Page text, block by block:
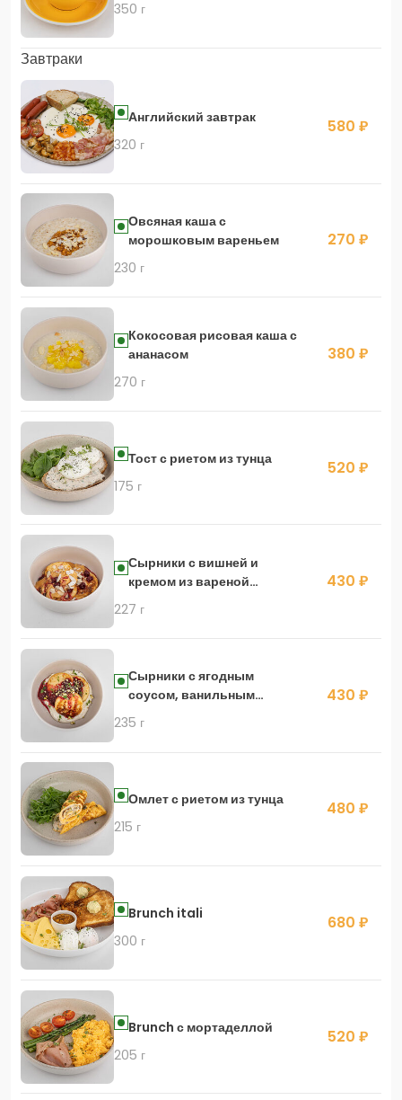
350 г
Завтраки
Английский завтрак
320 г
580 ₽
Овсяная каша с
морошковым вареньем
230 г
270 ₽
Кокосовая рисовая каша с
ананасом
270 г
380 ₽
Тост с риетом из тунца
175 г
520 ₽
Сырники с вишней и
кремом из вареной
сгущенки
227 г
430 ₽
Сырники с ягодным
соусом, ванильным
кремом и соленой
фисташкой
235 г
430 ₽
Омлет с риетом из тунца
215 г
480 ₽
Brunch itali
300 г
680 ₽
Brunch с мортаделлой
205 г
520 ₽